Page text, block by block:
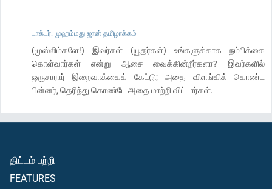
டாக்டர். முஹம்மது ஜான் தமிழாக்கம்
(முஸ்லிம்களே!) இவர்கள் (யூதர்கள்) உங்களுக்காக நம்பிக்கை
கொள்வார்கள் என்று ஆசை வைக்கின்றீர்களா? இவர்களில்
ஒருசாரார் இறைவாக்கைக் கேட்டு; அதை விளங்கிக் கொண்ட
பின்னர், தெரிந்து கொண்டே அதை மாற்றி விட்டார்கள்.
திட்டம் பற்றி
FEATURES